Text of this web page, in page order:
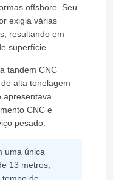
offshore. Seu
exigia várias
resultando em
superfície.
tandem CNC
alta tonelagem
apresentava
CNC e
pesado.
uma única
13 metros,